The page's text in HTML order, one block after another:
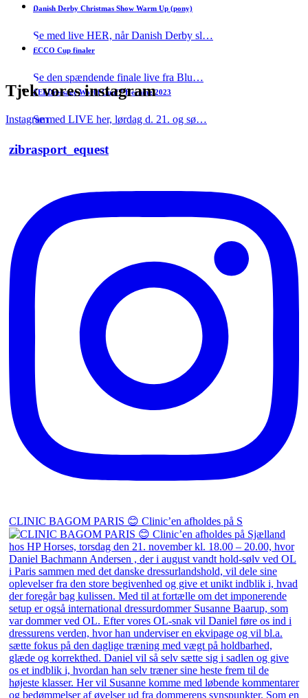
Danish Derby Christmas Show Warm Up (pony)
Se med live HER, når Danish Derby sl…
Afviklet
ECCO Cup finaler
Se den spændende finale live fra Blu…
Afviklet
FEI Dressage World Cup™ Herning 2023
Se med LIVE her, lørdag d. 21. og sø…
Tjek vores instagram
Instagram
zibrasport_equest
CLINIC BAGOM PARIS 😊 Clinic’en afholdes på S